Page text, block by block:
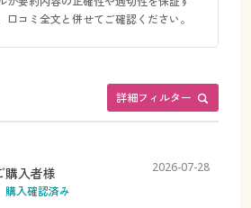
口コミ全文と併せてご確認ください。
詳細フィルター
購入者様
購入確認済み
2026-07-28